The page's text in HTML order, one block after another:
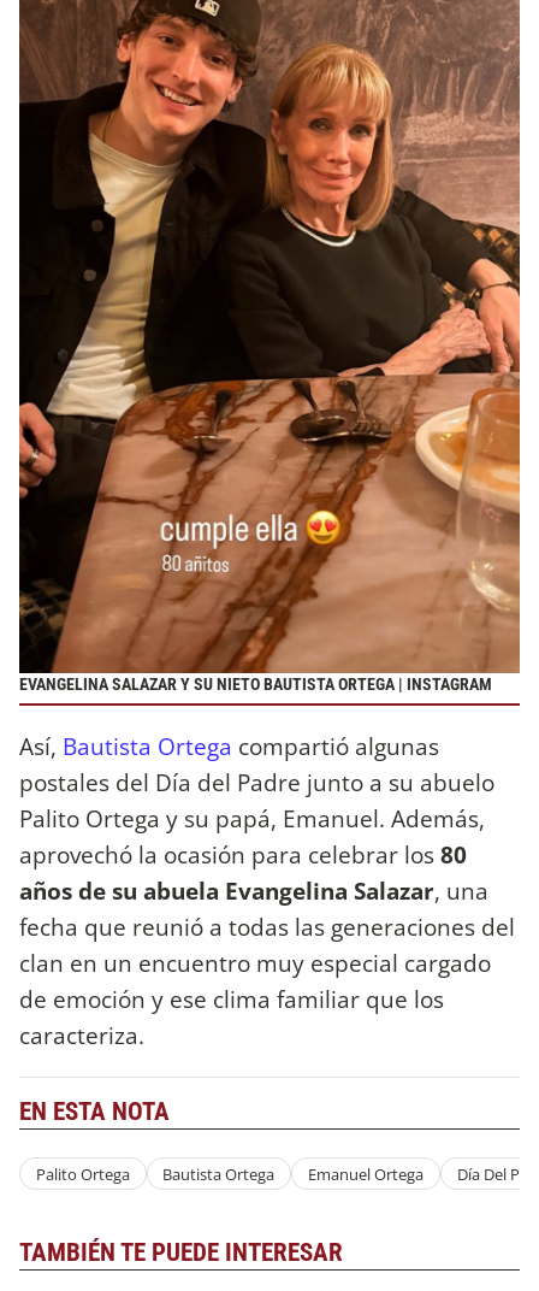
EVANGELINA SALAZAR Y SU NIETO BAUTISTA ORTEGA | INSTAGRAM
Así, Bautista Ortega compartió algunas
postales del Día del Padre junto a su abuelo
Palito Ortega y su papá, Emanuel. Además,
aprovechó la ocasión para celebrar los80
años de su abuela Evangelina Salazar, una
fecha que reunió a todas las generaciones del
clan en un encuentro muy especial cargado
de emoción y ese clima familiar que los
caracteriza.
EN ESTA NOTA
Palito Ortega Bautista Ortega Emanuel Ortega Día Del
TAMBIÉN TE PUEDE INTERESAR